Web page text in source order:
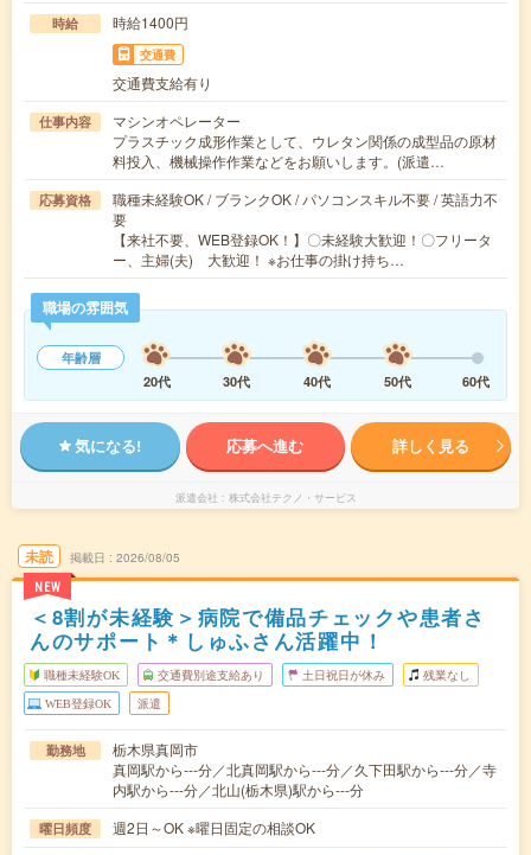
時給 時給1400円
交通費
交通費支給有り
仕事内容
マシンオペレーター
プラスチック成形作業として、ウレタン関係の成型品の原材
料投入、機械操作作業などをお願いします。(派遣…
応募資格
職種未経験OK / ブランクOK / パソコンスキル不要 / 英語力不
要
【来社不要、WEB登録OK！】〇未経験大歓迎！〇フリータ
ー、主婦(夫) 大歓迎！ ※お仕事の掛け持ち…
職場の雰囲気
年齢層
20代
30代 40代 50代 60代
気になる! 応募へ進む 詳しく見る
派遣会社 株式会社テクノ・サービス
未読
NEW
掲載日 2026/08/05
＜8割が未経験＞病院で備品チェックや患者さ
んのサポート＊しゅふさん活躍中！
職種未経験OK 交通費別途支給あり 土日祝日が休み 残業なし
WEB登録OK 派遣
勤務地
栃木県真岡市
真岡駅から---分／北真岡駅から---分／久下田駅から---分／寺
内駅から---分／北山(栃木県)駅から---分
曜日頻度 週2日～OK ※曜日固定の相談OK